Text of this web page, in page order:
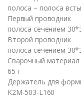
полоса – полоса
Первый проводник
полоса сечением
Второй проводник
полоса сечением
Сварочный материал
65 г
Держатель для
К2М-503-L160